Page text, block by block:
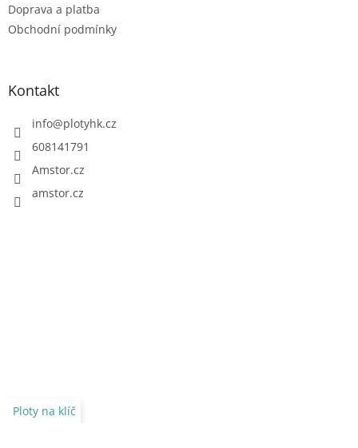
Doprava a platba
Obchodní podmínky
Kontakt
info@plotyhk.cz
608141791
Amstor.cz
amstor.cz
Ploty na klíč